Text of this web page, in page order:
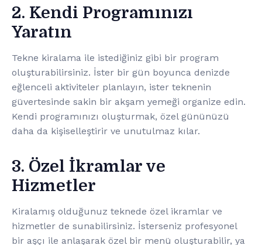
2. Kendi Programınızı
Yaratın
Tekne kiralama ile istediğiniz gibi bir program
oluşturabilirsiniz. İster bir gün boyunca denizde
eğlenceli aktiviteler planlayın, ister teknenin
güvertesinde sakin bir akşam yemeği organize edin.
Kendi programınızı oluşturmak, özel gününüzü
daha da kişiselleştirir ve unutulmaz kılar.
3. Özel İkramlar ve
Hizmetler
Kiralamış olduğunuz teknede özel ikramlar ve
hizmetler de sunabilirsiniz. İsterseniz profesyonel
bir aşçı ile anlaşarak özel bir menü oluşturabilir, ya